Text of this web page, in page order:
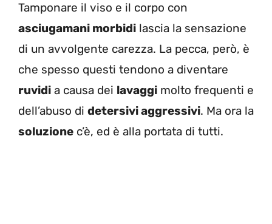
Tamponare il viso e il corpo con
asciugamani morbidi lascia la sensazione
di un avvolgente carezza. La pecca, però, è
che spesso questi tendono a diventare
ruvidi a causa dei lavaggi molto frequenti e
dell’abuso di detersivi aggressivi. Ma ora la
soluzione c’è, ed è alla portata di tutti.